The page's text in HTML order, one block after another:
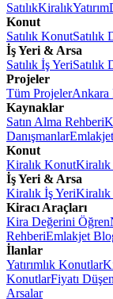
SatılıkKiralıkYatırım
Konut
Satılık KonutSatılık
İş Yeri & Arsa
Satılık İş YeriSatılık
Projeler
Tüm ProjelerAnkara
Kaynaklar
Satın Alma Rehberi
Danışmanlar
Konut
Kiralık Konut
İş Yeri & Arsa
Kiralık İş Yeri
Kiracı Araçları
Kira Değerini Öğren
RehberiEmlakjet
İlanlar
Yatırımlık Konutlar
KonutlarFiyatı
Arsalar